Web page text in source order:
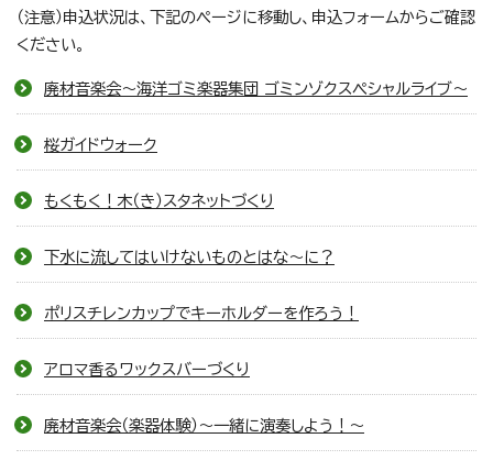
（注意）申込状況は、下記のページに移動し、申込フォームからご確認
ください。
廃材音楽会～海洋ゴミ楽器集団 ゴミンゾクスペシャルライブ～
桜ガイドウォーク
もくもく！木（き）スタネットづくり
下水に流してはいけないものとはな～に？
ポリスチレンカップでキーホルダーを作ろう！
アロマ香るワックスバーづくり
廃材音楽会（楽器体験）～一緒に演奏しよう！～